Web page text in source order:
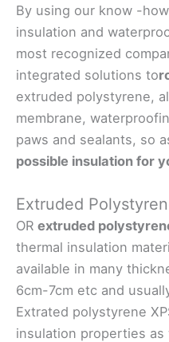
By using our know -
insulation and
most recognized
integrated solutions to
extruded polystyrene,
membrane,
paws and sealants, so
possible insulation for
Extruded
OR extruded
thermal insulation
available in many
6cm-7cm etc and
Extrated polystyrene
insulation properties as